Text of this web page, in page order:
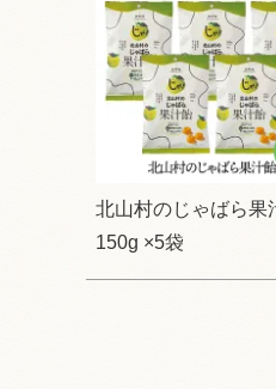
北山村のじゃばら果
150g ×5袋